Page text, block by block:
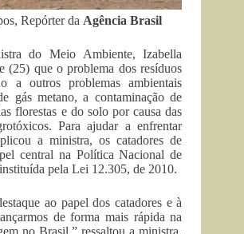
Repórter da Agência Brasil
do Meio Ambiente, Izabella
(25) que o problema dos resíduos
a outros problemas ambientais
gás metano, a contaminação de
florestas e do solo por causa das
Para ajudar a enfrentar
a ministra, os catadores de
central na Política Nacional de
pela Lei 12.305, de 2010.
ao papel dos catadores e à
de forma mais rápida na
no Brasil,” ressaltou a ministra,